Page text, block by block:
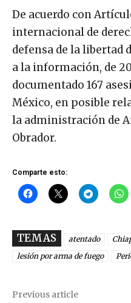
De acuerdo con
internacional de
defensa de la libertad
a la información, de
documentado 167
México, en posible
la administración de
Obrador.
Comparte esto:
TEMAS atentado
lesión por arma de fuego
Previous article